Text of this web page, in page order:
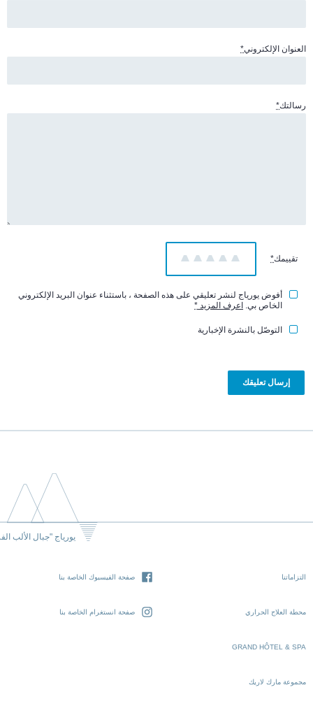
العنوان الإلكتروني*
رسالتك*
تقييمك*
5 4 3 2 1
أفوض يورياج لنشر تعليقي على هذه الصفحة ، باستثناء عنوان البريد الإلكتروني
الخاص بي. اعرف المزيد *
التوصّل بالنشرة الإخبارية
يورياج "جبال الألب
التزاماتنا
محطة العلاج الحراري
GRAND HÔTEL & SPA
مجموعة مارك لاريك
صفحة الفيسبوك الخاصة بنا
صفحة انستغرام الخاصة بنا